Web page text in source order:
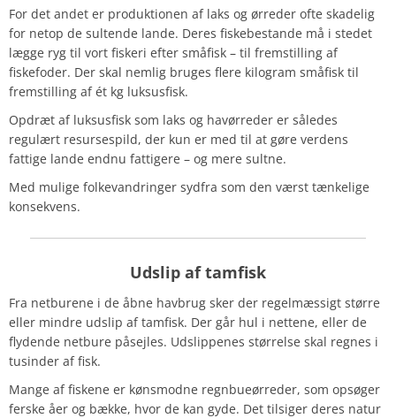
For det andet er produktionen af laks og ørreder ofte skadelig
for netop de sultende lande. Deres fiskebestande må i stedet
lægge ryg til vort fiskeri efter småfisk – til fremstilling af
fiskefoder. Der skal nemlig bruges flere kilogram småfisk til
fremstilling af ét kg luksusfisk.
Opdræt af luksusfisk som laks og havørreder er således
regulært resursespild, der kun er med til at gøre verdens
fattige lande endnu fattigere – og mere sultne.
Med mulige folkevandringer sydfra som den værst tænkelige
konsekvens.
Udslip af tamfisk
Fra netburene i de åbne havbrug sker der regelmæssigt større
eller mindre udslip af tamfisk. Der går hul i nettene, eller de
flydende netbure påsejles. Udslippenes størrelse skal regnes i
tusinder af fisk.
Mange af fiskene er kønsmodne regnbueørreder, som opsøger
ferske åer og bække, hvor de kan gyde. Det tilsiger deres natur